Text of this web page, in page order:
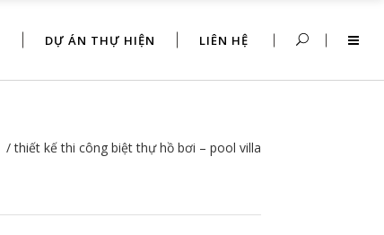
DỰ ÁN THỰ HIỆN LIÊN HỆ
/thiết kế thi công biệt thự hồ bơi – pool villa